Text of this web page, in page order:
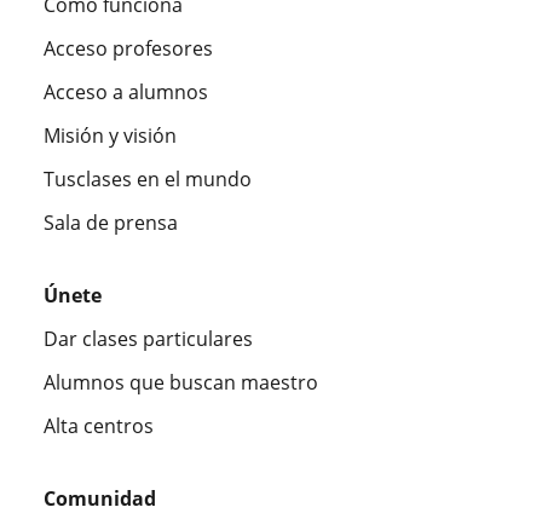
Acceso profesores
Acceso a alumnos
Misión y visión
Tusclases en el mundo
Sala de prensa
Únete
Dar clases particulares
Alumnos que buscan maestro
Alta centros
Comunidad